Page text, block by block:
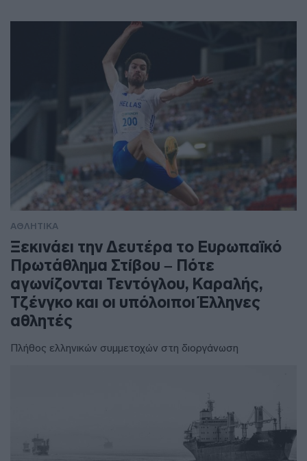
ΑΘΛΗΤΙΚΑ
Ξεκινάει την Δευτέρα το Ευρωπαϊκό
Πρωτάθλημα Στίβου – Πότε
αγωνίζονται Τεντόγλου, Καραλής,
Τζένγκο και οι υπόλοιποι Έλληνες
αθλητές
Πλήθος ελληνικών συμμετοχών στη διοργάνωση